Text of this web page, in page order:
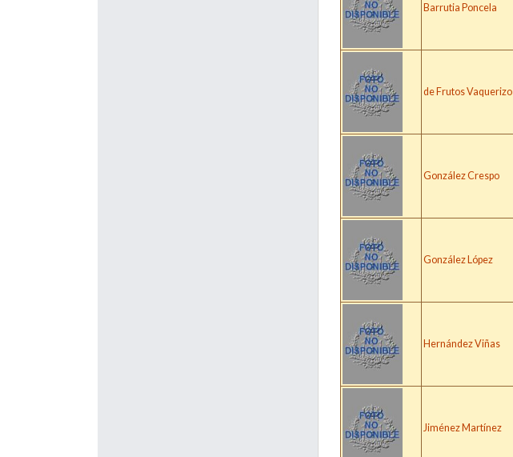
Barrutia Poncela
de Frutos Vaquerizo
González Crespo
González López
Hernández Viñas
Jiménez Martínez